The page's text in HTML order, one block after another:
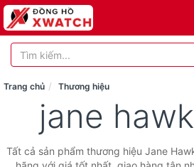
Trang chủ Thương hiệu
jane
Tất cả sản phẩm thương hiệu Jane